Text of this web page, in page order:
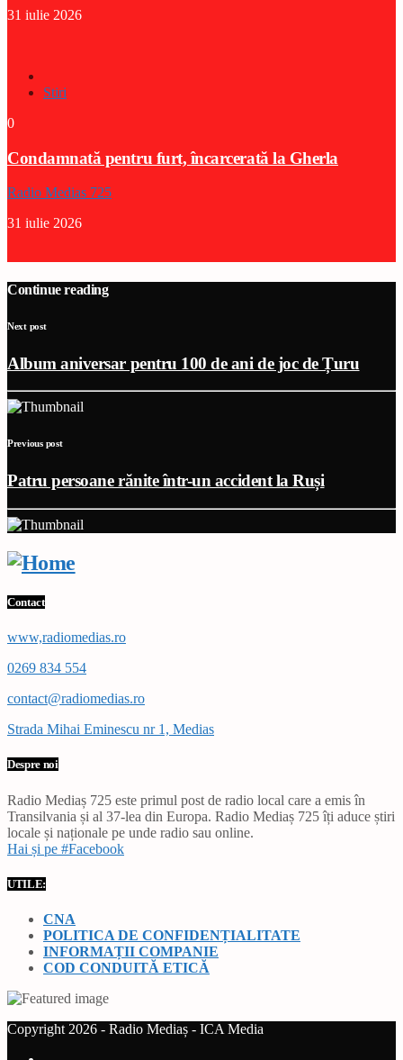
31 iulie 2026
Stiri
0
Condamnată pentru furt, încarcerată la Gherla
Radio Medias 725
31 iulie 2026
Continue reading
Next post
Album aniversar pentru 100 de ani de joc de Țuru
Previous post
Patru persoane rănite într-un accident la Ruși
Contact
www,radiomedias.ro
0269 834 554
contact@radiomedias.ro
Strada Mihai Eminescu nr 1, Medias
Despre noi
Radio Mediaș 725 este primul post de radio local care a emis în
Transilvania și al 37-lea din Europa. Radio Mediaș 725 îți aduce știri
locale și naționale pe unde radio sau online.
Hai și pe #Facebook
UTILE:
CNA
POLITICA DE CONFIDENȚIALITATE
INFORMAȚII COMPANIE
COD CONDUITĂ ETICĂ
Copyright 2026 - Radio Mediaș - ICA Media